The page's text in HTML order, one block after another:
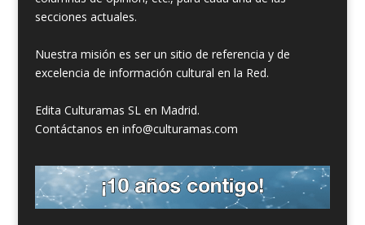
secciones actuales.
Nuestra misión es ser un sitio de referencia y de
excelencia de información cultural en la Red.
Edita Culturamas SL en Madrid.
Contáctanos en info@culturamas.com